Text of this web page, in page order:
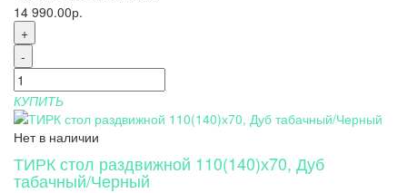
14 990.00р.
+
-
КУПИТЬ
Нет в наличии
ТИРК стол раздвижной 110(140)х70, Дуб
табачный/Черный